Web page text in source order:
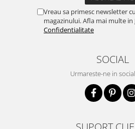
Vreau sa primesc newsletter
magazinului. Afla mai multe in
Confidentialitate
SOCIAL
Urmareste-ne in